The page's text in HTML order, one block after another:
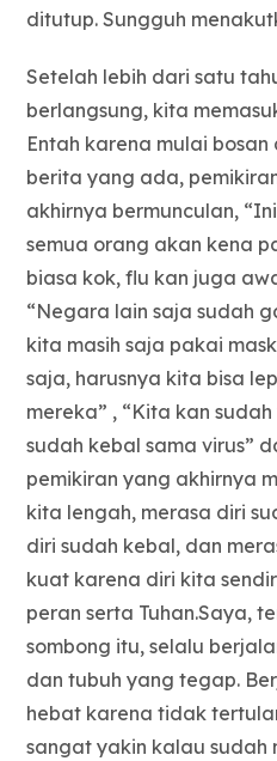
ditutup. Sungguh
Setelah lebih dari satu
berlangsung, kita
Entah karena mulai
berita yang ada,
akhirnya bermunculan,
semua orang akan kena
biasa kok, flu kan juga
“Negara lain saja sudah
kita masih saja pakai
saja, harusnya kita bisa
mereka” , “Kita kan
sudah kebal sama virus”
pemikiran yang akhirnya
kita lengah, merasa diri
diri sudah kebal, dan
kuat karena diri kita
peran serta Tuhan.Saya,
sombong itu, selalu
dan tubuh yang tegap.
hebat karena tidak
sangat yakin kalau sudah